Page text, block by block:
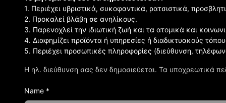
Η ηλ. διεύθυνση σας δεν δημοσιεύεται. Τα υποχρεωτικά
1. Περιέχει υβριστικά, συκοφαντικά, ρατσιστικά,
2. Προκαλεί βλάβη σε ανηλίκους.
3. Παρενοχλεί την ιδιωτική ζωή και τα ατομικά και
4. Διαφημίζει προϊόντα ή υπηρεσίες ή διαδικτυακούς
5. Περιέχει προσωπικές πληροφορίες (διεύθυνση,
Name *